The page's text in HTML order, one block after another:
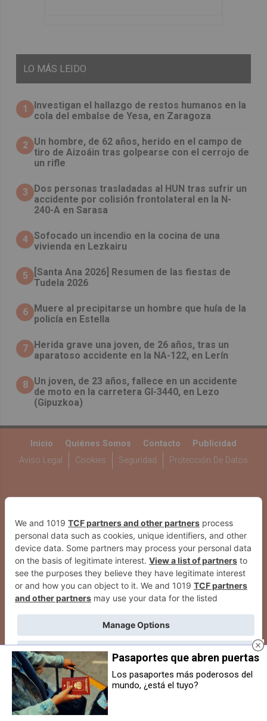
LO MÁS LEIDO
1
Investigan el hallazgo de restos humanos en la
cola del embalse de Yesa, en Zaragoza
2 Un hombre, de 62 años, herido en el campo de
tiro de Aizoáin tras golpearse con el cerrojo de
un rifle
3
​Dos personas trasladadas al HUN tras sufrir un
accidente por colisión frontolateral en la N-
240-A en Sarasa
4 Sofocado un incendio en la cocina de una
vivienda en Lezkairu
5
[Santa Ana 2026] Resumen de las fiestas de
Tudela 2026
6
Muere al precipitarse un hombre que huía de la
policía en Estella
7
Herida grave una joven, de 26 años, tras un
aparatoso accidente en la NA-122, en Lerín
8 Un joven, de 23 años, fallece en un accidente
de moto en la carretera GI-3440, en Lezo
(Gipuzkoa)
Inicio Quiénes Somos Contacto
Publicidad
Aviso Legal
Cookies Seguridad Protección De Datos
WEBS DEL GRUPO COMUNIKAZE
Castillo de Gorraiz compite con
orgullo, pero el líder Coto Córdoba
impone su solidez (69-80)
Pasaportes que abren puertas
Los pasaportes más poderosos del
mundo, ¿está el tuyo?